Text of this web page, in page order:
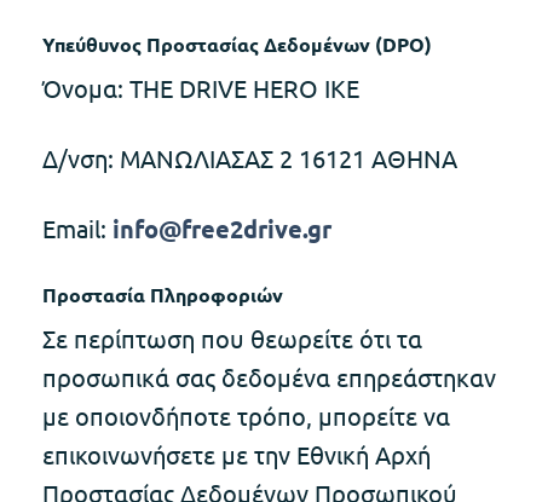
Υπεύθυνος Προστασίας Δεδομένων (DPΟ)
Όνομα: THE DRIVE HERO IKE
Δ/νση: ΜΑΝΩΛΙΑΣΑΣ 2 16121 ΑΘΗΝΑ
Email: info@free2drive.gr
Προστασία Πληροφοριών
Σε περίπτωση που θεωρείτε ότι τα
προσωπικά σας δεδομένα επηρεάστηκαν
με οποιονδήποτε τρόπο, μπορείτε να
επικοινωνήσετε με την Εθνική Αρχή
Προστασίας Δεδομένων Προσωπικού